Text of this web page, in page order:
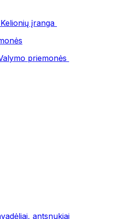
Kelionių įranga
priemonės
antsnukiai